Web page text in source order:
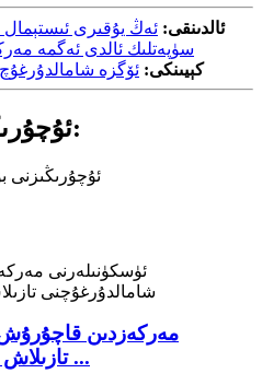
ئالدىنقى: ئەڭ يۇقىرى ئىستېمال
سۈپەتلىك ئالدى ئەگمە
كېيىنكى: ئۆگزە
ئۇچۇرىڭىزنى بىزگە ئەۋەتىڭ:
ئۇچۇرىڭىزنى
مەركەزدىن قاچۇرۇش
تازىلاش ۋە شامالدىتىش ...